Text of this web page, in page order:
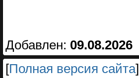
Добавлен: 09.08.2026
[Полная версия сайта]